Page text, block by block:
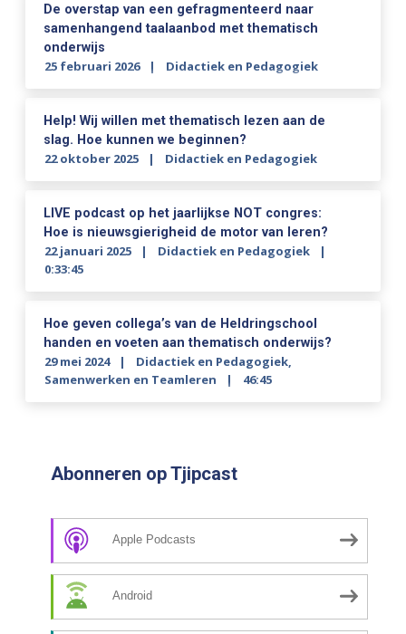
De overstap van een gefragmenteerd naar
samenhangend taalaanbod met thematisch
onderwijs
25 februari 2026 Didactiek en Pedagogiek
Help! Wij willen met thematisch lezen aan de
slag. Hoe kunnen we beginnen?
22 oktober 2025 Didactiek en Pedagogiek
LIVE podcast op het jaarlijkse NOT congres:
Hoe is nieuwsgierigheid de motor van leren?
22 januari 2025
Didactiek en Pedagogiek
0:33:45
Hoe geven collega’s van de Heldringschool
handen en voeten aan thematisch onderwijs?
29 mei 2024 Didactiek en Pedagogiek,
Samenwerken en Teamleren
46:45
Abonneren op Tjipcast
Apple Podcasts
Android